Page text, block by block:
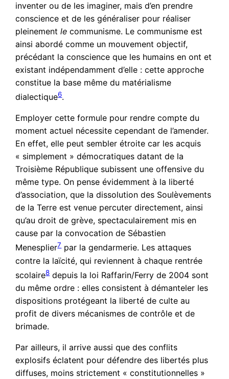
inventer ou de les imaginer, mais d’en prendre
conscience et de les généraliser pour réaliser
pleinementle communisme. Le communisme est
ainsi abordé comme un mouvement objectif,
précédant la conscience que les humains en ont et
existant indépendamment d’elle : cette approche
constitue la base même du matérialisme
dialectique6.
Employer cette formule pour rendre compte du
moment actuel nécessite cependant de l’amender.
En effet, elle peut sembler étroite car les acquis
« simplement » démocratiques datant de la
Troisième République subissent une offensive du
même type. On pense évidemment à la liberté
d’association, que la dissolution des Soulèvements
de la Terre est venue percuter directement, ainsi
qu’au droit de grève, spectaculairement mis en
cause par la convocation de Sébastien
Menesplier7par la gendarmerie. Les attaques
contre la laïcité, qui reviennent à chaque rentrée
scolaire8depuis la loi Raffarin/Ferry de 2004 sont
du même ordre : elles consistent à démanteler les
dispositions protégeant la liberté de culte au
profit de divers mécanismes de contrôle et de
brimade.
Par ailleurs, il arrive aussi que des conflits
explosifs éclatent pour défendre des libertés plus
diffuses, moins strictement « constitutionnelles »